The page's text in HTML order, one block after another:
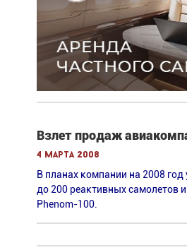
Взлет продаж
4 марта 2008
В планах компании на 2008 год
до 200 реактивных самолетов
Phenom-100.